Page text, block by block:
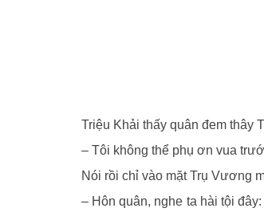
Triệu Khải thấy quân đem thây
– Tôi không thể phụ ơn vua
Nói rồi chỉ vào mặt Trụ Vương
– Hôn quân, nghe ta hài tội